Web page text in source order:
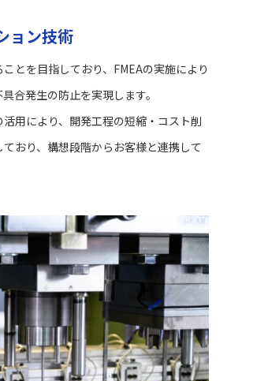
ョン技術
とを目指しており、FMEAの実施により
合発生の防止を実現します。
用により、開発工程の短縮・コスト削
おり、構想段階からお客様と連携して